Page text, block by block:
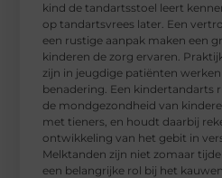
kind de tandartsstoel leert
op tandartsvrees later. Een
een rustige aanpak maken een
kinderen de zorg ervaren.
zijn in jeugdige patiënten
benadering. Een kindertandarts
de mondgezondheid van
met tieners, en houdt daarbij
ontwikkeling van het gebit in
Melktanden zijn niet zomaar
een belangrijke rol bij het kauwen,